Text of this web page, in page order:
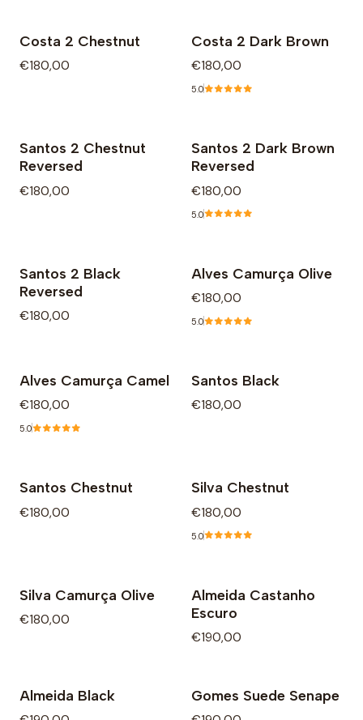
Costa 2 Chestnut
€180,00
Costa 2 Dark Brown
€180,00
5.0
Santos 2 Chestnut
Reversed
€180,00
Santos 2 Dark Brown
Reversed
€180,00
5.0
Santos 2 Black
Reversed
€180,00
Alves Camurça Olive
€180,00
5.0
Alves Camurça Camel
€180,00
5.0
Santos Black
€180,00
Santos Chestnut
€180,00
Silva Chestnut
€180,00
5.0
Silva Camurça Olive
€180,00
Almeida Castanho
Escuro
€190,00
Almeida Black Não Disponível
Gomes Suede Senape